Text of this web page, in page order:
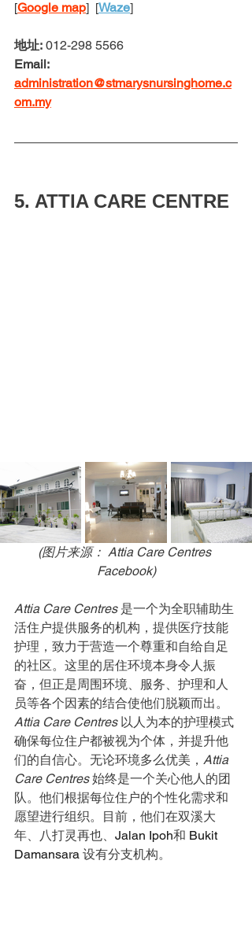
[Google map]  [Waze]
地址: 012-298 5566
Email:
administration@stmarysnursinghome.c
om.my
5. ATTIA CARE CENTRE
(图片来源： Attia Care Centres
Facebook)
Attia Care Centres 是一个为全职辅助生
活住户提供服务的机构，提供医疗技能
护理，致力于营造一个尊重和自给自足
的社区。这里的居住环境本身令人振
奋，但正是周围环境、服务、护理和人
员等各个因素的结合使他们脱颖而出。
Attia Care Centres 以人为本的护理模式
确保每位住户都被视为个体，并提升他
们的自信心。无论环境多么优美， Attia
Care Centres 始终是一个关心他人的团
队。他们根据每位住户的个性化需求和
愿望进行组织。目前，他们在双溪大
年、八打灵再也、 Jalan Ipoh和 Bukit
Damansara 设有分支机构。